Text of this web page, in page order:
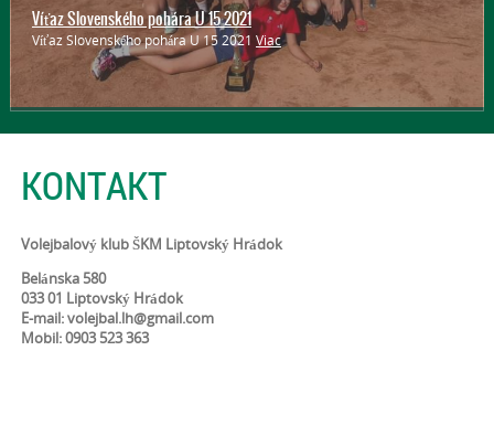
Víťaz Slovenského pohára U 15 2021
Víťaz Slovenského pohára U 15 2021 Viac
KONTAKT
Volejbalový klub ŠKM Liptovský Hrádok
Belánska 580
033 01 Liptovský Hrádok
E-mail: volejbal.lh@gmail.com
Mobil: 0903 523 363